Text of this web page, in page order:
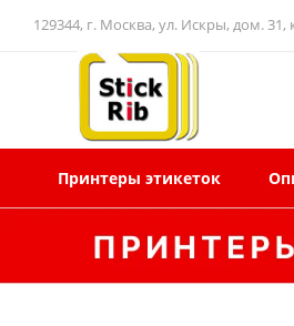
129344, г. Москва, ул. Искры, дом. 31,
Принтеры этикеток